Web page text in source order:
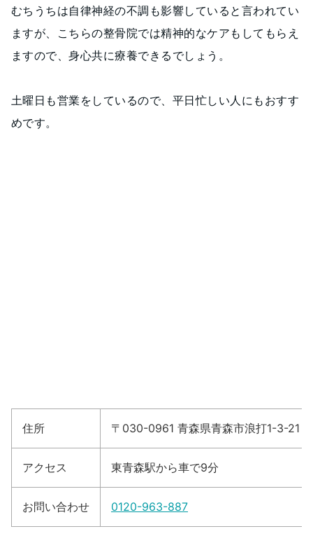
むちうちは自律神経の不調も影響していると言われてい
ますが、こちらの整骨院では精神的なケアもしてもらえ
ますので、身心共に療養できるでしょう。
土曜日も営業をしているので、平日忙しい人にもおすす
めです。
住所 〒030-0961 青森県青森市浪打1-3-21
アクセス 東青森駅から車で9分
お問い合わせ 0120-963-887